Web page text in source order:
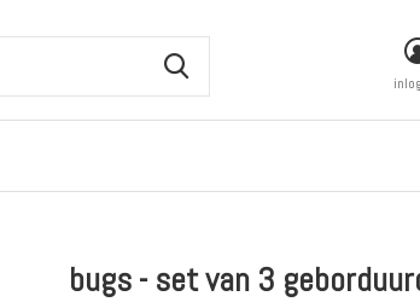
bugs - set van 3